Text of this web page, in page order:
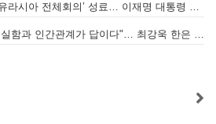
[홍콩한인] 민주평통 ‘2026 유라시아 전체회의’ 성료… 이재명 대통령 참석으로 의미 더해
[인터뷰] "불확실한 미래, 성실함과 인간관계가 답이다"… 최강욱 한은 부소장이 청소년들에게 전하는 응원